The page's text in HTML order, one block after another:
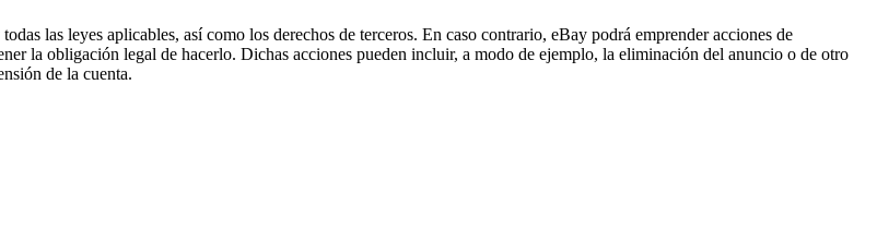
las leyes aplicables, así como los derechos de terceros. En caso contrario, eBay podrá emprender acciones de
la obligación legal de hacerlo. Dichas acciones pueden incluir, a modo de ejemplo, la eliminación del anuncio o de otro
de la cuenta.